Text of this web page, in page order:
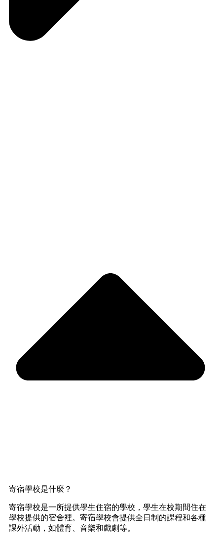
寄宿學校是什麼？
寄宿學校是一所提供學生住宿的學校，學生在校期間住在
學校提供的宿舍裡。寄宿學校會提供全日制的課程和各種
課外活動，如體育、音樂和戲劇等。